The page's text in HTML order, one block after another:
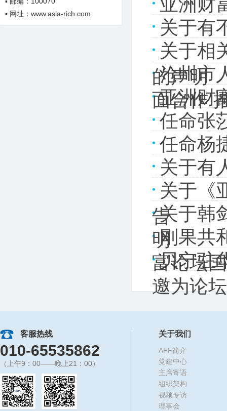
▪ 网址：www.asia-rich.com
关于有
关于相
的声明
沧州市
面合作
亚洲财
任命张
任命杨
关于有
关于《
告
关于韩
明刚果共
富论坛
贝宁驻
邀为论
客服热线
010-65535862
（上午9：00——晚上21：00）
关于我们
AFF简介
党建中心
主席寄语
组织架构
视频专访
理事会